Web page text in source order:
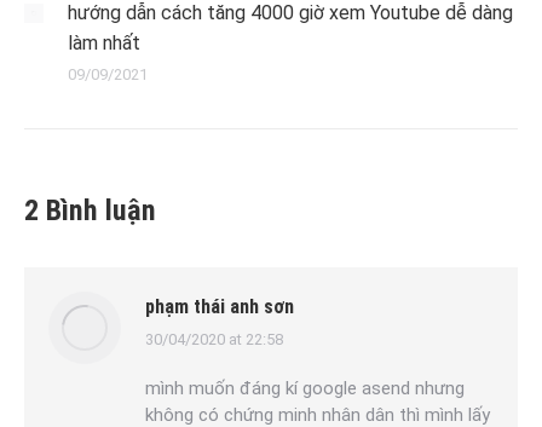
hướng dẫn cách tăng 4000 giờ xem Youtube dễ dàng
làm nhất
09/09/2021
2 Bình luận
phạm thái anh sơn
says:
30/04/2020 at 22:58
mình muốn đáng kí google asend nhưng
không có chứng minh nhân dân thì mình lấy